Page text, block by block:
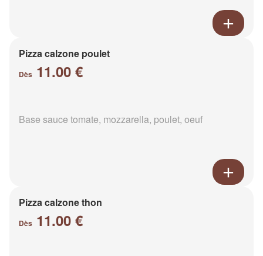
Pizza calzone poulet
Dès 11.00 €
Base sauce tomate, mozzarella, poulet, oeuf
Pizza calzone thon
Dès 11.00 €